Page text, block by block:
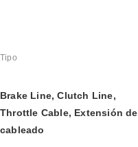
Tipo
Brake Line, Clutch Line,
Throttle Cable, Extensión de
cableado